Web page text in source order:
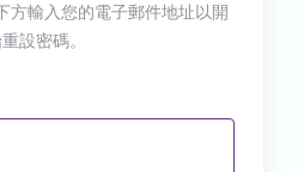
方輸入您的電子郵件地址以開
設密碼。